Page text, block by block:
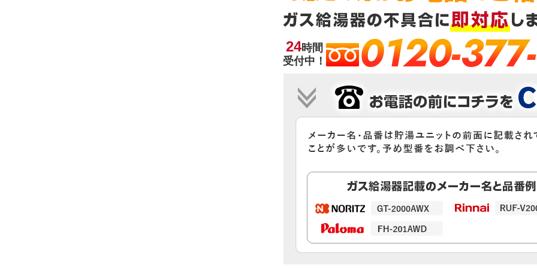
24時間
受付中！
0120-